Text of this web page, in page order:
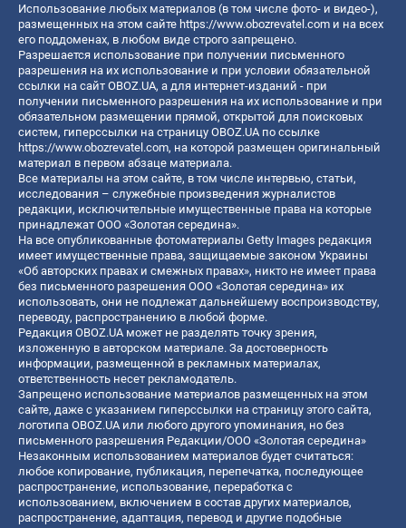
Использование любых материалов (в том числе фото- и видео-),
размещенных на этом сайте https://www.obozrevatel.com и на всех
его поддоменах, в любом виде строго запрещено.
Разрешается использование при получении письменного
разрешения на их использование и при условии обязательной
ссылки на сайт OBOZ.UA, а для интернет-изданий - при
получении письменного разрешения на их использование и при
обязательном размещении прямой, открытой для поисковых
систем, гиперссылки на страницу OBOZ.UA по ссылке
https://www.obozrevatel.com, на которой размещен оригинальный
материал в первом абзаце материала.
Все материалы на этом сайте, в том числе интервью, статьи,
исследования – служебные произведения журналистов
редакции, исключительные имущественные права на которые
принадлежат ООО «Золотая середина».
На все опубликованные фотоматериалы Getty Images редакция
имеет имущественные права, защищаемые законом Украины
«Об авторских правах и смежных правах», никто не имеет права
без письменного разрешения ООО «Золотая середина» их
использовать, они не подлежат дальнейшему воспроизводству,
переводу, распространению в любой форме.
Редакция OBOZ.UA может не разделять точку зрения,
изложенную в авторском материале. За достоверность
информации, размещенной в рекламных материалах,
ответственность несет рекламодатель.
Запрещено использование материалов размещенных на этом
сайте, даже с указанием гиперссылки на страницу этого сайта,
логотипа OBOZ.UA или любого другого упоминания, но без
письменного разрешения Редакции/ООО «Золотая середина»
Незаконным использованием материалов будет считаться:
любое копирование, публикация, перепечатка, последующее
распространение, использование, переработка с
использованием, включением в состав других материалов,
распространение, адаптация, перевод и другие подобные